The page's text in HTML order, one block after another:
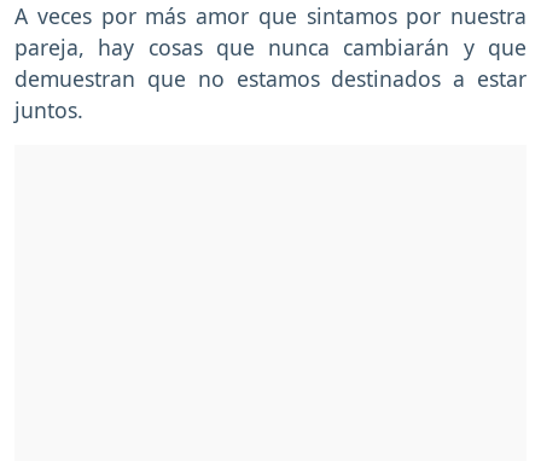
A veces por más amor que sintamos por nuestra
pareja, hay cosas que nunca cambiarán y que
demuestran que no estamos destinados a estar
juntos.